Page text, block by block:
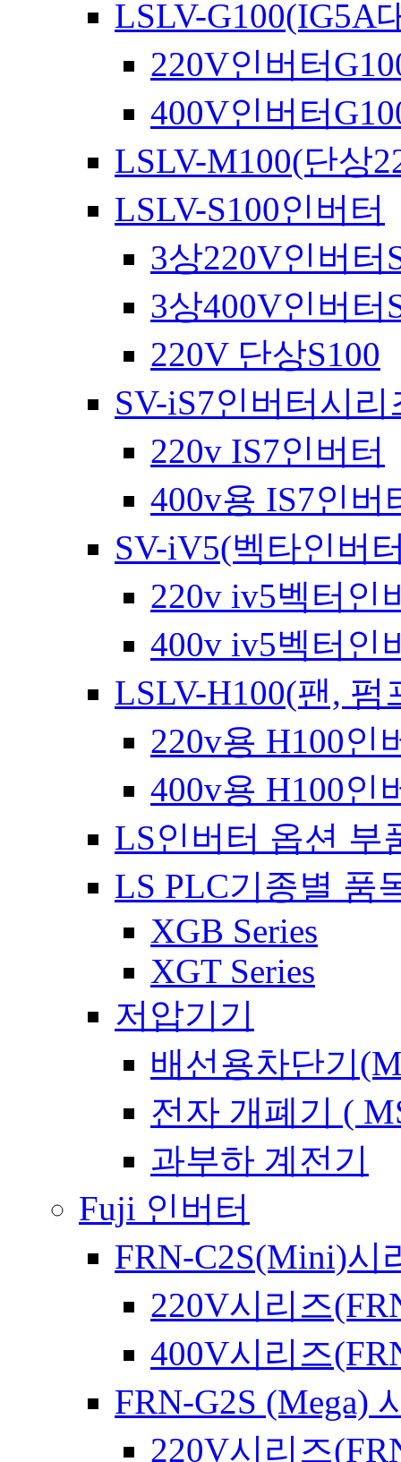
LSLV-G100(IG5A
220V인버터
400V인버터
LSLV-M100(단상
LSLV-S100인버터
3상220V인버터
3상400V인버터
220V 단상S100
SV-iS7인버터시리
220v IS7인버터
400v용 IS7인버
SV-iV5(벡타인버
220v iv5벡터인
400v iv5벡터인
LSLV-H100(팬, 펌
220v용 H100인
400v용 H100인
LS인버터 옵션 부
LS PLC기종별 품
XGB Series
XGT Series
저압기기
배선용차단기
전자 개폐기 (
과부하 계전기
Fuji 인버터
FRN-C2S(Mini)시
220V시리즈
400V시리즈
FRN-G2S (Mega)
220V시리즈